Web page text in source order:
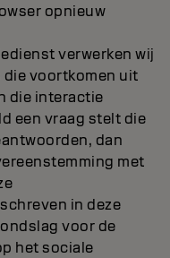
opnieuw
verwerken wij
die voortkomen uit
die interactie
een vraag stelt die
dan
met
in deze
voor de
het sociale